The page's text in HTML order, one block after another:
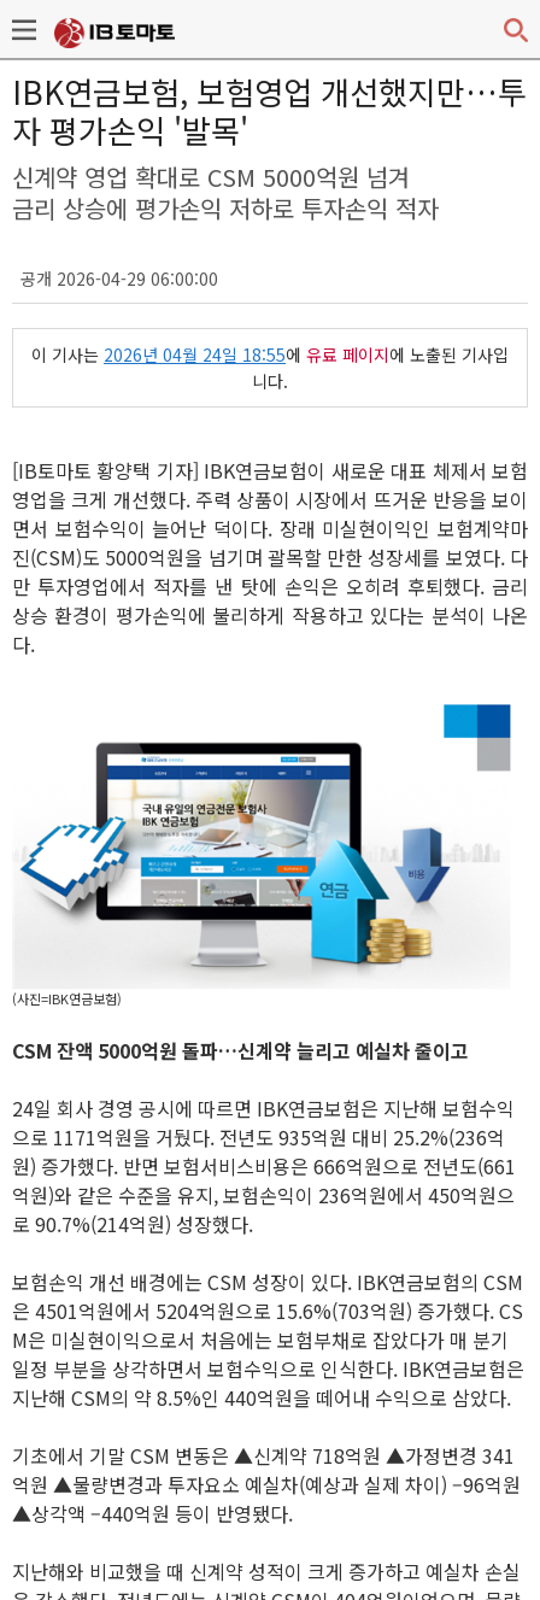
IBK연금보험, 보험영업 개선했지만…투
자 평가손익 '발목'
신계약 영업 확대로 CSM 5000억원 넘겨
금리 상승에 평가손익 저하로 투자손익 적자
공개 2026-04-29 06:00:00
이 기사는 2026년 04월 24일 18:55에 유료 페이지에 노출된 기사입
니다.
[IB토마토 황양택 기자] IBK연금보험이 새로운 대표 체제서 보험
영업을 크게 개선했다. 주력 상품이 시장에서 뜨거운 반응을 보이
면서 보험수익이 늘어난 덕이다. 장래 미실현이익인 보험계약마
진(CSM)도 5000억원을 넘기며 괄목할 만한 성장세를 보였다. 다
만 투자영업에서 적자를 낸 탓에 손익은 오히려 후퇴했다. 금리
상승 환경이 평가손익에 불리하게 작용하고 있다는 분석이 나온
다.
(사진=IBK연금보험)
CSM 잔액 5000억원 돌파…신계약 늘리고 예실차 줄이고
24일 회사 경영 공시에 따르면 IBK연금보험은 지난해 보험수익
으로 1171억원을 거뒀다. 전년도 935억원 대비 25.2%(236억
원) 증가했다. 반면 보험서비스비용은 666억원으로 전년도(661
억원)와 같은 수준을 유지, 보험손익이 236억원에서 450억원으
로 90.7%(214억원) 성장했다.
보험손익 개선 배경에는 CSM 성장이 있다. IBK연금보험의 CSM
은 4501억원에서 5204억원으로 15.6%(703억원) 증가했다. CS
M은 미실현이익으로서 처음에는 보험부채로 잡았다가 매 분기
일정 부분을 상각하면서 보험수익으로 인식한다. IBK연금보험은
지난해 CSM의 약 8.5%인 440억원을 떼어내 수익으로 삼았다.
기초에서 기말 CSM 변동은 ▲신계약 718억원 ▲가정변경 341
억원 ▲물량변경과 투자요소 예실차(예상과 실제 차이) –96억원
▲상각액 –440억원 등이 반영됐다.
지난해와 비교했을 때 신계약 성적이 크게 증가하고 예실차 손실